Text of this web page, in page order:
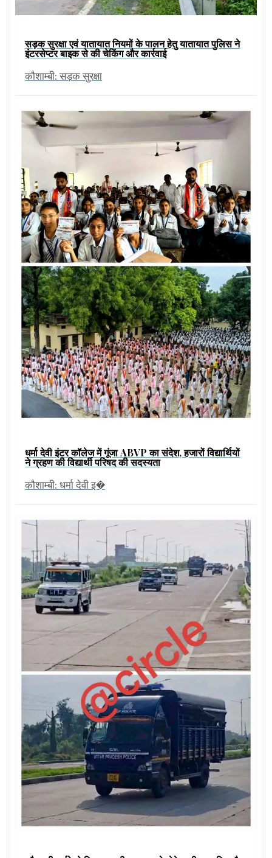
सड़क सुरक्षा एवं यातायात नियमों के पालन हेतु यातायात पुलिस ने
इंटरसेप्टर बाइक से की चेकिंग और कार्रवाई
कौशाम्बी: सड़क सुरक्षा
धर्मा देवी इंटर कॉलेज में गूंजा ABVP का संदेश, हजारों विद्यार्थियों
ने ग्रहण की विद्यार्थी परिषद की सदस्यता
कौशाम्बी: धर्मा देवी इ�